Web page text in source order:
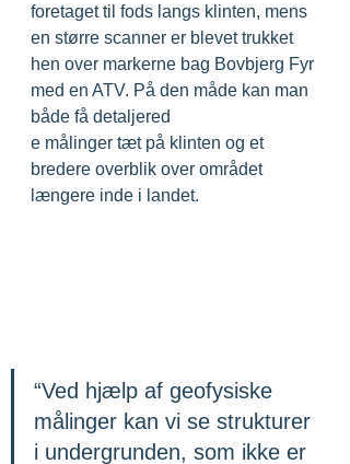
foretaget til fods langs klinten, mens
en større scanner er blevet trukket
hen over markerne bag Bovbjerg Fyr
med en ATV. På den måde kan man
både få detaljered
e målinger tæt på klinten og et
bredere overblik over området
længere inde i landet.
“Ved hjælp af geofysiske
målinger kan vi se strukturer
i undergrunden, som ikke er